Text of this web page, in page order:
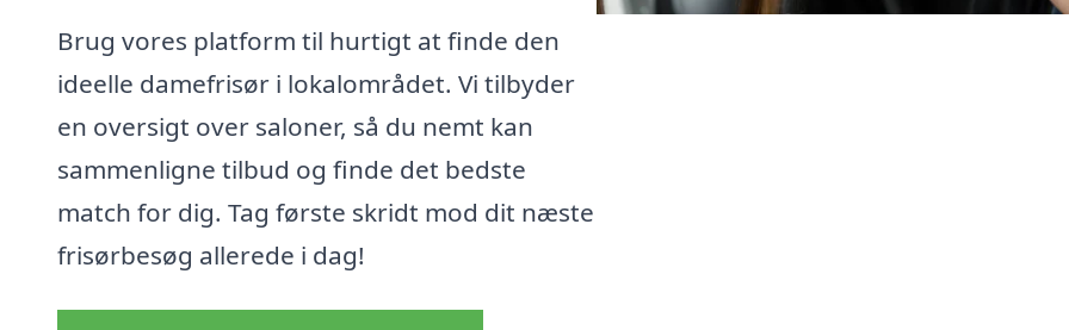
Brug vores platform til hurtigt at finde den
ideelle damefrisør i lokalområdet. Vi tilbyder
en oversigt over saloner, så du nemt kan
sammenligne tilbud og finde det bedste
match for dig. Tag første skridt mod dit næste
frisørbesøg allerede i dag!